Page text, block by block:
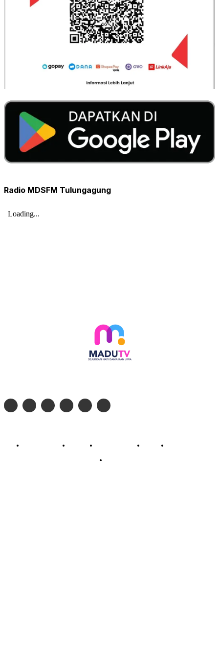
Radio MDSFM Tulungagung
Profil Madu TV Redaksi Pedoman Siber Kontak